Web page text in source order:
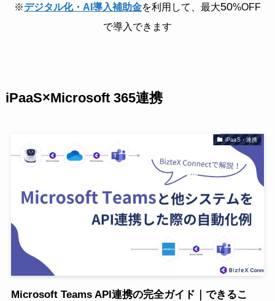
※デジタル化・AI導入補助金を利用して、最大50%OFF
で導入できます
iPaaS×Microsoft 365連携
iPaaS・連携
Microsoft Teams API連携の完全ガイド｜できるこ